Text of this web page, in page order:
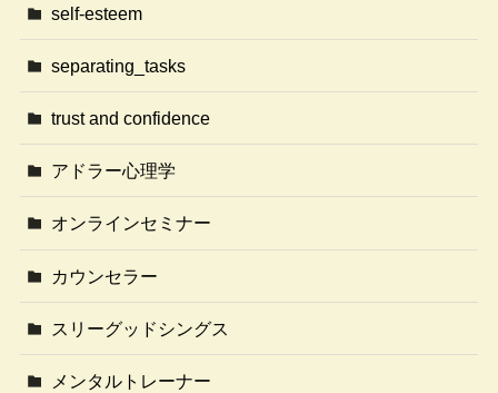
self-esteem
separating_tasks
trust and confidence
アドラー心理学
オンラインセミナー
カウンセラー
スリーグッドシングス
メンタルトレーナー